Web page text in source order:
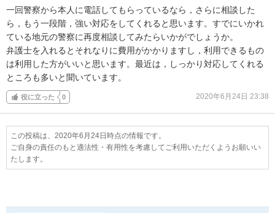
一回警察から本人に電話してもらっているなら，さらに相談した
ら，もう一段階，強い対応をしてくれると思います。すでにいかれ
ている地元の警察に再度相談してみたらいかがでしょうか。
弁護士を入れるとそれなりに費用がかかりますし，利用できるもの
は利用した方がいいと思います。最近は，しっかり対応してくれる
ところも多いと聞いています。
役に立った 0 2020年6月24日 23:38
この投稿は、2020年6月24日時点の情報です。
ご自身の責任のもと適法性・有用性を考慮してご利用いただくようお願いい
たします。